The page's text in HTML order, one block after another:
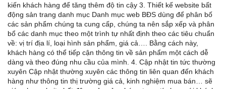
kiến khách hàng để tăng thêm độ tin cậy 3. Thiết kế website bất
động sản trang danh mục Danh mục web BĐS dùng để phân bố
các sản phẩm chúng ta cung cấp, chúng ta nên sắp xếp và phân
bổ các danh mục theo một trình tự nhất định theo các tiêu chuẩn
về: vị trí địa lí, loại hình sản phẩm, giá cả…. Bằng cách này,
khách hàng có thể tiếp cận thông tin về sản phẩm một cách dễ
dàng và theo đúng nhu cầu của mình. 4. Cập nhật tin tức thường
xuyên Cập nhật thường xuyên các thông tin liên quan đến khách
hàng như thông tin thị trường giá cả, kinh nghiệm mua bán… sẽ